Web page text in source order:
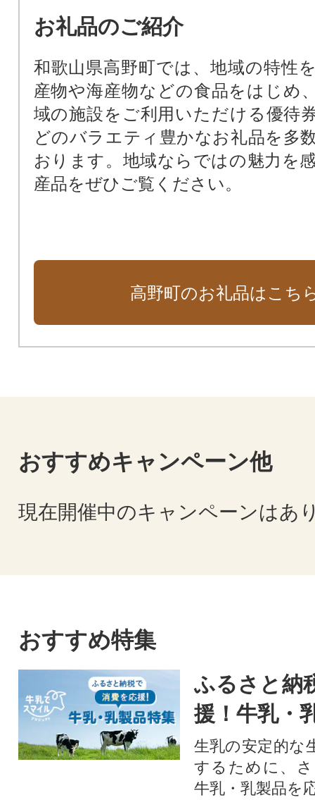
お礼品のご紹介
和歌山県高野町では、地域の特性
産物や海産物などの食品をはじめ
域の施設をご利用いただける優待
どのバラエティ豊かなお礼品を多
おります。地域ならではの魅力を
産品をぜひご覧ください。
高野町のお礼品はこち
おすすめキャンペーン他
現在開催中のキャンペーンはあ
おすすめ特集
ふるさと納
援！牛乳・
生乳の安定的な
するために、
牛乳・乳製品を